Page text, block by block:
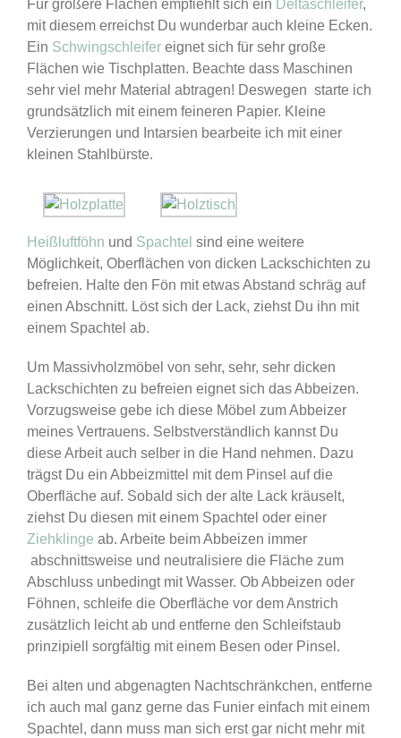
Für größere Flächen empfiehlt sich ein Deltaschleifer,
mit diesem erreichst Du wunderbar auch kleine Ecken.
Ein Schwingschleifer eignet sich für sehr große
Flächen wie Tischplatten. Beachte dass Maschinen
sehr viel mehr Material abtragen! Deswegen starte ich
grundsätzlich mit einem feineren Papier. Kleine
Verzierungen und Intarsien bearbeite ich mit einer
kleinen Stahlbürste.
Heißluftföhn und Spachtel sind eine weitere
Möglichkeit, Oberflächen von dicken Lackschichten zu
befreien. Halte den Fön mit etwas Abstand schräg auf
einen Abschnitt. Löst sich der Lack, ziehst Du ihn mit
einem Spachtel ab.
Um Massivholzmöbel von sehr, sehr, sehr dicken
Lackschichten zu befreien eignet sich das Abbeizen.
Vorzugsweise gebe ich diese Möbel zum Abbeizer
meines Vertrauens. Selbstverständlich kannst Du
diese Arbeit auch selber in die Hand nehmen. Dazu
trägst Du ein Abbeizmittel mit dem Pinsel auf die
Oberfläche auf. Sobald sich der alte Lack kräuselt,
ziehst Du diesen mit einem Spachtel oder einer
Ziehklinge ab. Arbeite beim Abbeizen immer
abschnittsweise und neutralisiere die Fläche zum
Abschluss unbedingt mit Wasser. Ob Abbeizen oder
Föhnen, schleife die Oberfläche vor dem Anstrich
zusätzlich leicht ab und entferne den Schleifstaub
prinzipiell sorgfältig mit einem Besen oder Pinsel.
Bei alten und abgenagten Nachtschränkchen, entferne
ich auch mal ganz gerne das Funier einfach mit einem
Spachtel, dann muss man sich erst gar nicht mehr mit